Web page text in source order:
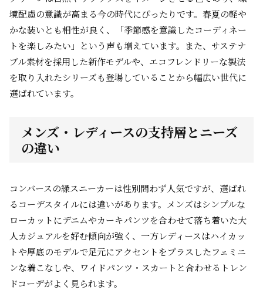
境配慮の意識が高まる今の時代にぴったりです。春夏の軽や
かな装いとも相性が良く、「季節感を意識したコーディネー
トを楽しみたい」という声も増えています。また、サステナ
ブル素材を採用した新作モデルや、エコフレンドリーな製法
を取り入れたシリーズも登場していることから幅広い世代に
選ばれています。
メンズ・レディースの支持層とニーズ
の違い
コンバースの緑スニーカーは性別問わず人気ですが、選ばれ
るコーデスタイルには違いがあります。メンズはシンプルな
ローカットにデニムやカーキパンツを合わせて落ち着いた大
人カジュアルを好む傾向が強く、一方レディースはハイカッ
トや厚底のモデルで足元にアクセントをプラスしたフェミニ
ンな着こなしや、ワイドパンツ・スカートと合わせるトレン
ドコーデがよく見られます。